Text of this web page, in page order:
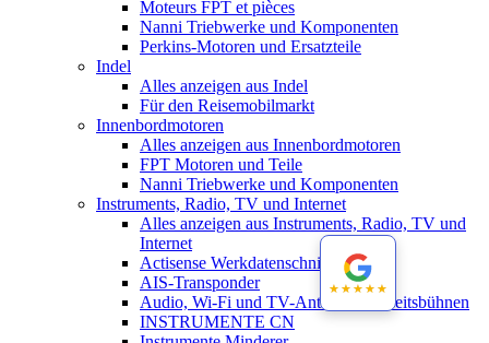
Moteurs FPT et pièces
Nanni Triebwerke und Komponenten
Perkins-Motoren und Ersatzteile
Indel
Alles anzeigen aus Indel
Für den Reisemobilmarkt
Innenbordmotoren
Alles anzeigen aus Innenbordmotoren
FPT Motoren und Teile
Nanni Triebwerke und Komponenten
Instruments, Radio, TV und Internet
Alles anzeigen aus Instruments, Radio, TV und
Internet
Actisense Werkdatenschnitt
AIS-Transponder
Audio, Wi-Fi und TV-Antennen-Arbeitsbühnen
INSTRUMENTE CN
★★★★★
★★★★★